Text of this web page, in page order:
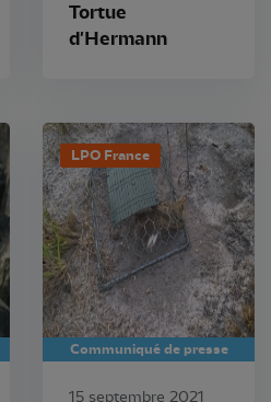
Tortue
d'Hermann
LPO France
Communiqué de presse
15 septembre 2021